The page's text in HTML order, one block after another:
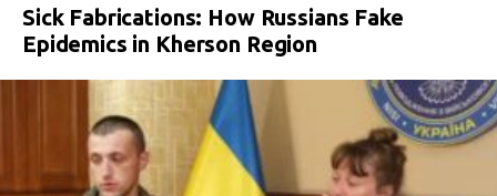
Sick Fabrications: How Russians Fake
Epidemics in Kherson Region